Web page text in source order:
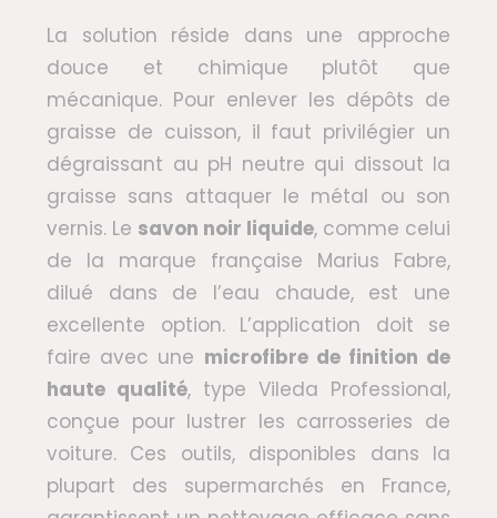
La solution réside dans une approche
douce et chimique plutôt que
mécanique. Pour enlever les dépôts de
graisse de cuisson, il faut privilégier un
dégraissant au pH neutre qui dissout la
graisse sans attaquer le métal ou son
vernis. Le savon noir liquide, comme celui
de la marque française Marius Fabre,
dilué dans de l’eau chaude, est une
excellente option. L’application doit se
faire avec une microfibre de finition de
haute qualité, type Vileda Professional,
conçue pour lustrer les carrosseries de
voiture. Ces outils, disponibles dans la
plupart des supermarchés en France,